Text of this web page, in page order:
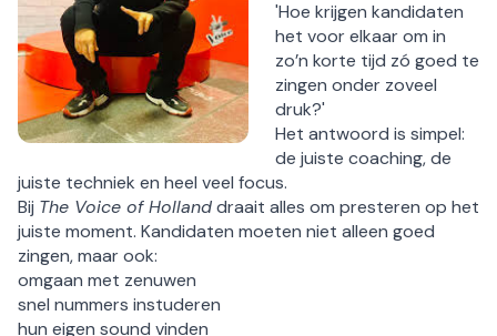
'Hoe krijgen kandidaten
het voor elkaar om in
zo’n korte tijd zó goed te
zingen onder zoveel
druk?'
Het antwoord is simpel:
de juiste coaching, de
juiste techniek en heel veel focus.
Bij The Voice of Hollanddraait alles om presteren op het
juiste moment. Kandidaten moeten niet alleen goed
zingen, maar ook:
omgaan met zenuwen
snel nummers instuderen
hun eigen sound vinden